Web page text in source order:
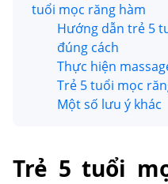
tuổi mọc răng hàm
Hướng dẫn trẻ 5
đúng cách
Thực hiện
Trẻ 5 tuổi mọc
Một số lưu ý khác
Trẻ 5 tuổi